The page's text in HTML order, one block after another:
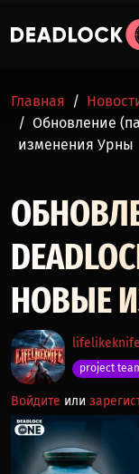
СТРОКА
Главная
Обновление
изменения Урны
НОВЫЕ
lifelikeknife
project
Войдите или